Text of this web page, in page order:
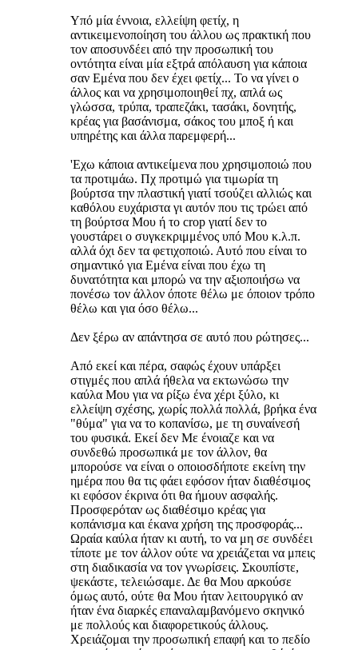
Υπό μία έννοια, ελλείψη φετίχ, η
αντικειμενοποίηση του άλλου ως πρακτική που
τον αποσυνδέει από την προσωπική του
οντότητα είναι μία εξτρά απόλαυση για κάποια
σαν Εμένα που δεν έχει φετίχ... Το να γίνει ο
άλλος και να χρησιμοποιηθεί πχ, απλά ως
γλώσσα, τρύπα, τραπεζάκι, τασάκι, δονητής,
κρέας για βασάνισμα, σάκος του μποξ ή και
υπηρέτης και άλλα παρεμφερή...
'Εχω κάποια αντικείμενα που χρησιμοποιώ που
τα προτιμάω. Πχ προτιμώ για τιμωρία τη
βούρτσα την πλαστική γιατί τσούζει αλλιώς και
καθόλου ευχάριστα γι αυτόν που τις τρώει από
τη βούρτσα Μου ή το crop γιατί δεν το
γουστάρει ο συγκεκριμμένος υπό Μου κ.λ.π.
αλλά όχι δεν τα φετιχοποιώ. Αυτό που είναι το
σημαντικό για Εμένα είναι που έχω τη
δυνατότητα και μπορώ να την αξιοποιήσω να
πονέσω τον άλλον όποτε θέλω με όποιον τρόπο
θέλω και για όσο θέλω...
Δεν ξέρω αν απάντησα σε αυτό που ρώτησες...
Από εκεί και πέρα, σαφώς έχουν υπάρξει
στιγμές που απλά ήθελα να εκτωνώσω την
καύλα Μου για να ρίξω ένα χέρι ξύλο, κι
ελλείψη σχέσης, χωρίς πολλά πολλά, βρήκα ένα
"θύμα" για να το κοπανίσω, με τη συναίνεσή
του φυσικά. Εκεί δεν Με ένοιαζε και να
συνδεθώ προσωπικά με τον άλλον, θα
μπορούσε να είναι ο οποιοσδήποτε εκείνη την
ημέρα που θα τις φάει εφόσον ήταν διαθέσιμος
κι εφόσον έκρινα ότι θα ήμουν ασφαλής.
Προσφερόταν ως διαθέσιμο κρέας για
κοπάνισμα και έκανα χρήση της προσφοράς...
Ωραία καύλα ήταν κι αυτή, το να μη σε συνδέει
τίποτε με τον άλλον ούτε να χρειάζεται να μπεις
στη διαδικασία να τον γνωρίσεις. Σκουπίστε,
ψεκάστε, τελειώσαμε. Δε θα Μου αρκούσε
όμως αυτό, ούτε θα Μου ήταν λειτουργικό αν
ήταν ένα διαρκές επαναλαμβανόμενο σκηνικό
με πολλούς και διαφορετικούς άλλους.
Χρειάζομαι την προσωπική επαφή και το πεδίο